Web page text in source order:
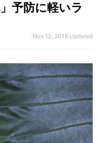
予防に軽いラ
Nov 12, 2019 Updated